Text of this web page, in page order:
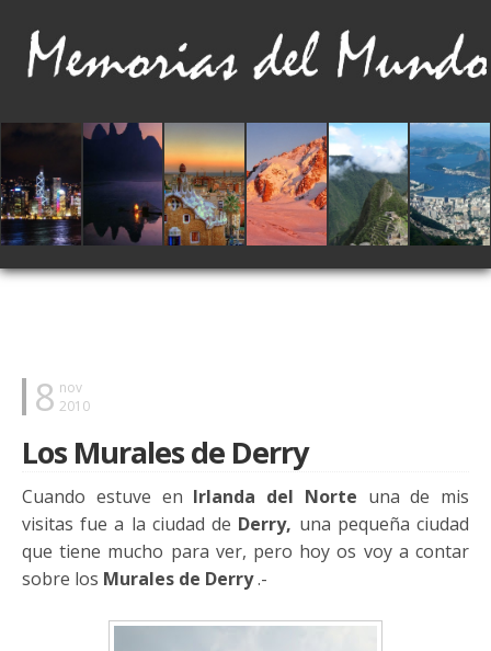
8 nov
2010
Los Murales de Derry
Cuando estuve en Irlanda del Norte una de mis
visitas fue a la ciudad de Derry, una pequeña ciudad
que tiene mucho para ver, pero hoy os voy a contar
sobre los Murales de Derry.-